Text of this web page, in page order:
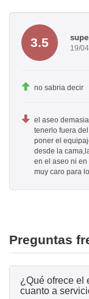
3.5 19/
no sabria decir
el aseo
tenerlo fuera
poner el
desde la
en el aseo ni
muy caro para
Preguntas
¿Qué ofrece el
cuanto a